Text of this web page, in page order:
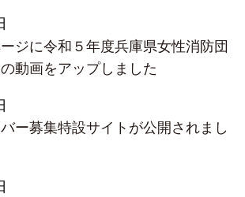
ジに令和５年度兵庫県女性消防団
動画をアップしました
ー募集特設サイトが公開されまし